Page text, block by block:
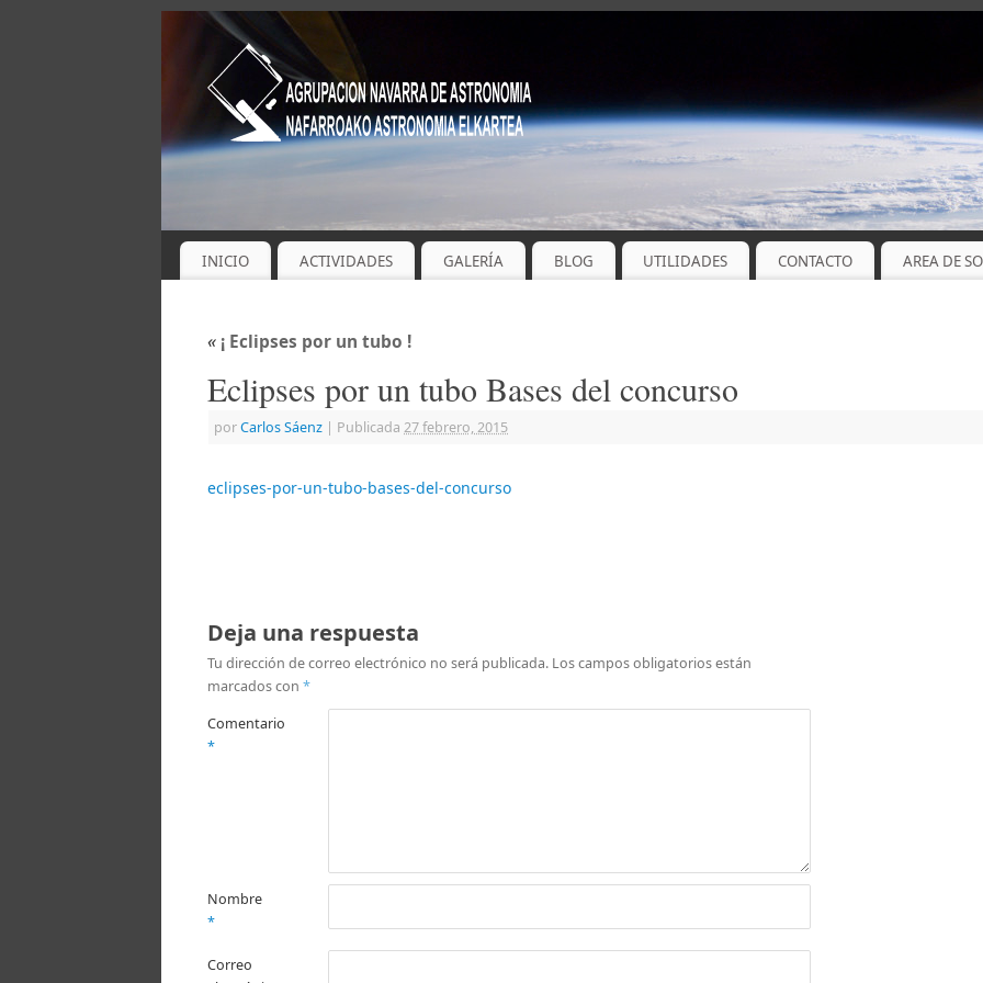
INICIO ACTIVIDADES GALERÍA BLOG UTILIDADES CONTACTO AREA DE
« ¡ Eclipses por un tubo !
Eclipses por un tubo Bases del concurso
porCarlos Sáenz | Publicada 27 febrero, 2015
eclipses-por-un-tubo-bases-del-concurso
Deja una respuesta
Tu dirección de correo electrónico no será publicada. Los campos obligatorios están
marcados con *
Comentario
*
Nombre
*
Correo